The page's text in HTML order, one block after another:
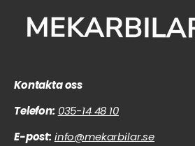
Kontakta oss
Telefon: 035-14 48 10
E-post: info@mekarbilar.se